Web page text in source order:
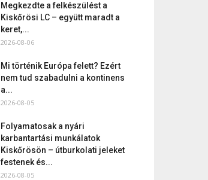
Megkezdte a felkészülést a
Kiskőrösi LC – együtt maradt a
keret,...
2026-08-06
Mi történik Európa felett? Ezért
nem tud szabadulni a kontinens
a...
2026-08-05
Folyamatosak a nyári
karbantartási munkálatok
Kiskőrösön – útburkolati jeleket
festenek és...
2026-08-05